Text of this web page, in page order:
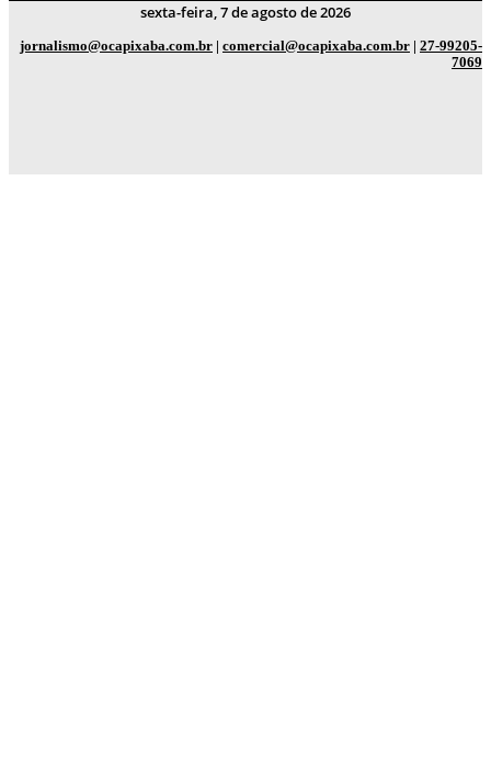
sexta-feira, 7 de agosto de 2026
jornalismo@ocapixaba.com.br | comercial@ocapixaba.com.br | 27-99205-
7069